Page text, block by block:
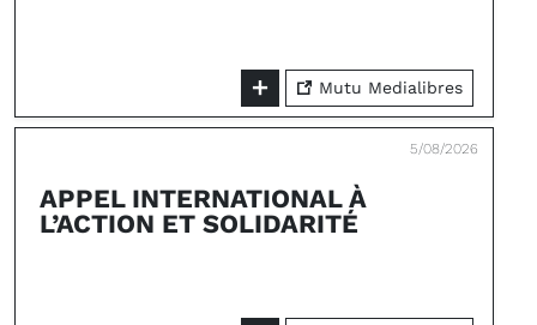
Mutu Medialibres
5/08/2026
APPEL INTERNATIONAL À
L’ACTION ET SOLIDARITÉ